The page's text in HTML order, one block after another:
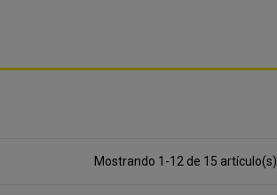
Mostrando 1-12 de 15 artículo(s)